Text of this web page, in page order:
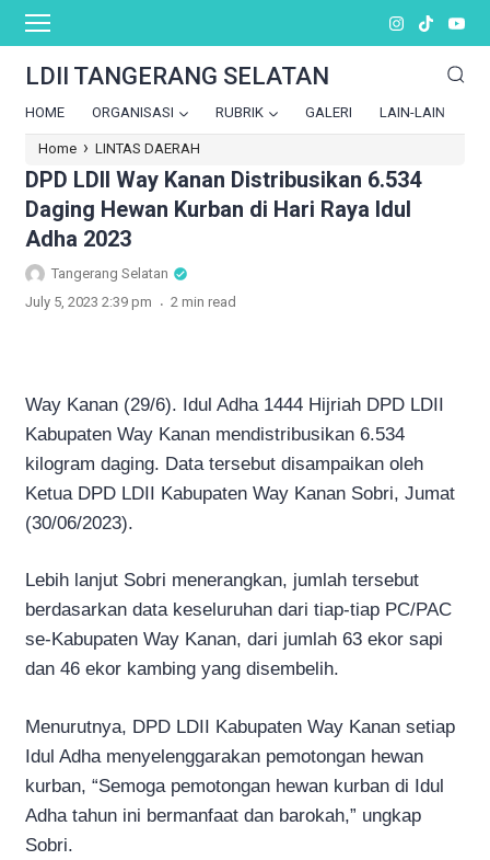
LDII TANGERANG SELATAN
HOME ORGANISASI RUBRIK GALERI LAIN-LAIN
Home › LINTAS DAERAH
DPD LDII Way Kanan Distribusikan 6.534
Daging Hewan Kurban di Hari Raya Idul
Adha 2023
Tangerang Selatan
July 5, 2023 2:39 pm . 2 min read
Way Kanan (29/6). Idul Adha 1444 Hijriah DPD LDII
Kabupaten Way Kanan mendistribusikan 6.534
kilogram daging. Data tersebut disampaikan oleh
Ketua DPD LDII Kabupaten Way Kanan Sobri, Jumat
(30/06/2023).
Lebih lanjut Sobri menerangkan, jumlah tersebut
berdasarkan data keseluruhan dari tiap-tiap PC/PAC
se-Kabupaten Way Kanan, dari jumlah 63 ekor sapi
dan 46 ekor kambing yang disembelih.
Menurutnya, DPD LDII Kabupaten Way Kanan setiap
Idul Adha menyelenggarakan pemotongan hewan
kurban, “Semoga pemotongan hewan kurban di Idul
Adha tahun ini bermanfaat dan barokah,” ungkap
Sobri.